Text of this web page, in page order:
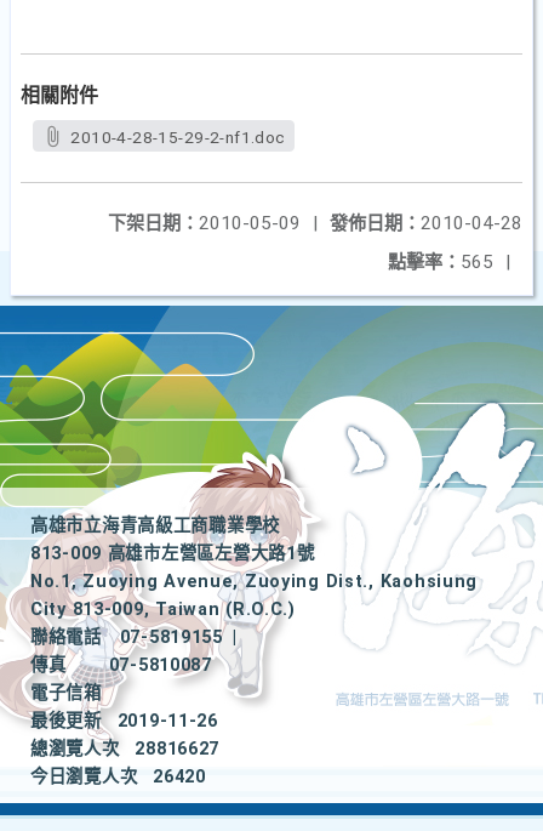
相關附件
2010-4-28-15-29-2-nf1.doc
發佈日期： 2010-04-28
下架日期： 2010-05-09
|
點擊率： 565 |
高雄市立海青高級工商職業學校
813-009 高雄市左營區左營大路1號
No.1, Zuoying Avenue, Zuoying Dist., Kaohsiung
City 813-009, Taiwan (R.O.C.)
聯絡電話
07-5819155
|
傳真
07-5810087
電子信箱
最後更新
2019-11-26
總瀏覽人次
28816627
今日瀏覽人次
26420